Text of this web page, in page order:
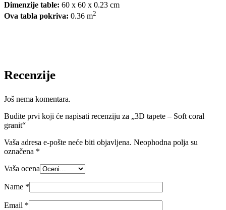
Dimenzije table: 60 x 60 x 0.23 cm
Ova tabla pokriva: 0.36 m2
Recenzije
Još nema komentara.
Budite prvi koji će napisati recenziju za „3D tapete – Soft coral
granit“
Vaša adresa e-pošte neće biti objavljena. Neophodna polja su
označena *
Vaša ocena
Name *
Email *